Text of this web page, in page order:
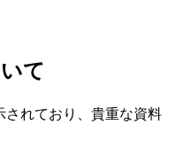
て
されており、貴重な資料